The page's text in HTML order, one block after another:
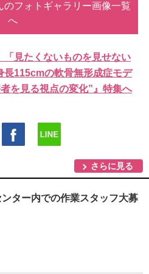
のフォトギャラリー画像一覧
へ
「見たくないものを見せない
115cmの軟骨無形成症モデ
を見る視点の変化”』特集へ
さらに見る
ター内での作業スタッフ大募